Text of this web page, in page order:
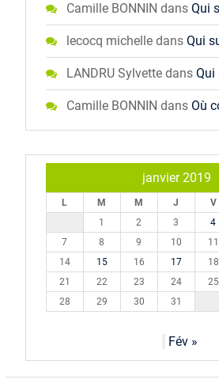
Camille BONNIN dans Qui
lecocq michelledans Qui
LANDRU Sylvettedans Qui
Camille BONNIN dans Où
janvier 2019
L M M J V
1
2 3 4
7
8 9 10 11
14
15 16 17 18
21
22 23 24 25
28
29 30 31
Fév »